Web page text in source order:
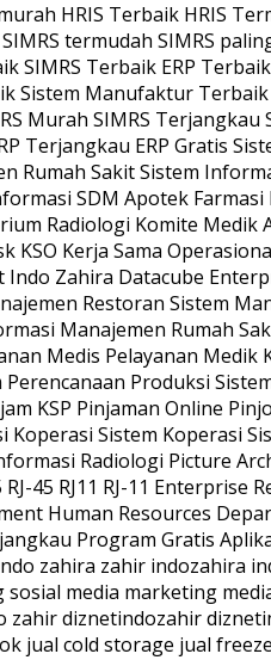
HRIS Terbaik HRIS
termudah SIMRS
SIMRS Terbaik ERP
Sistem Manufaktur
Murah SIMRS Terjangkau
Terjangkau ERP Gratis
Rumah Sakit Sistem
SDM Apotek Farmasi
Radiologi Komite Medik
KSO Kerja Sama
Zahira Datacube
Restoran Sistem
Manajemen Rumah
Medis Pelayanan
Produksi
KSP Pinjaman Online
Koperasi Sistem Koperasi
Radiologi Picture
45 RJ11 RJ-11
Human Resources
Program Gratis
zahira zahir indozahira
media marketing
zahir diznetindozahir
jual cold storage jual